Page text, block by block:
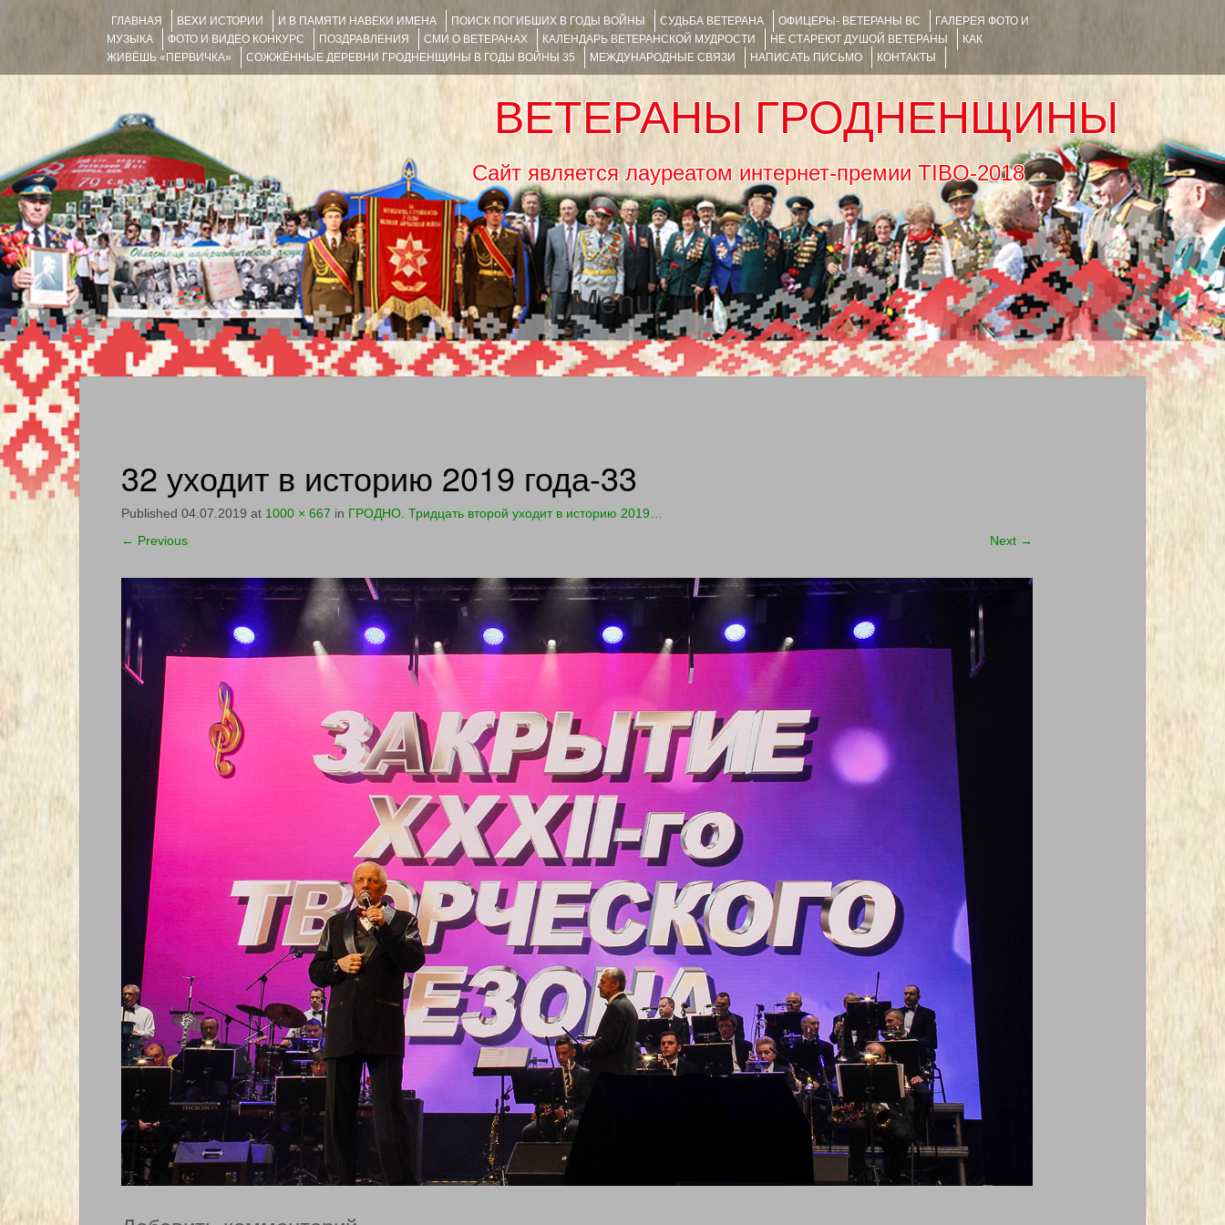
ГЛАВНАЯ ВЕХИ ИСТОРИИ И В ПАМЯТИ НАВЕКИ ИМЕНА ПОИСК ПОГИБШИХ В ГОДЫ ВОЙНЫ СУДЬБА ВЕТЕРАНА ОФИЦЕРЫ- ВЕТЕРАНЫ ВС
ГАЛЕРЕЯ ФОТО И
МУЗЫКА
ФОТО И ВИДЕО КОНКУРС ПОЗДРАВЛЕНИЯ СМИ О ВЕТЕРАНАХ КАЛЕНДАРЬ ВЕТЕРАНСКОЙ МУДРОСТИ НЕ СТАРЕЮТ ДУШОЙ ВЕТЕРАНЫ
КАК
ЖИВЁШЬ «ПЕРВИЧКА»
СОЖЖЁННЫЕ ДЕРЕВНИ ГРОДНЕНЩИНЫ В ГОДЫ ВОЙНЫ 35 МЕЖДУНАРОДНЫЕ СВЯЗИ НАПИСАТЬ ПИСЬМО КОНТАКТЫ
ВЕТЕРАНЫ ГРОДНЕНЩИНЫ
Сайт является лауреатом интернет-премии TIBO-2018
Menu
SKIP TO CONTENT
32 уходит в историю 2019 года-33
Published 04.07.2019 at 1000 × 667 in ГРОДНО. Тридцать второй уходит в историю 2019…
← Previous Next →